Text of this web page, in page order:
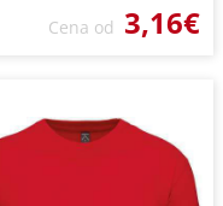
Cena od 3,16€